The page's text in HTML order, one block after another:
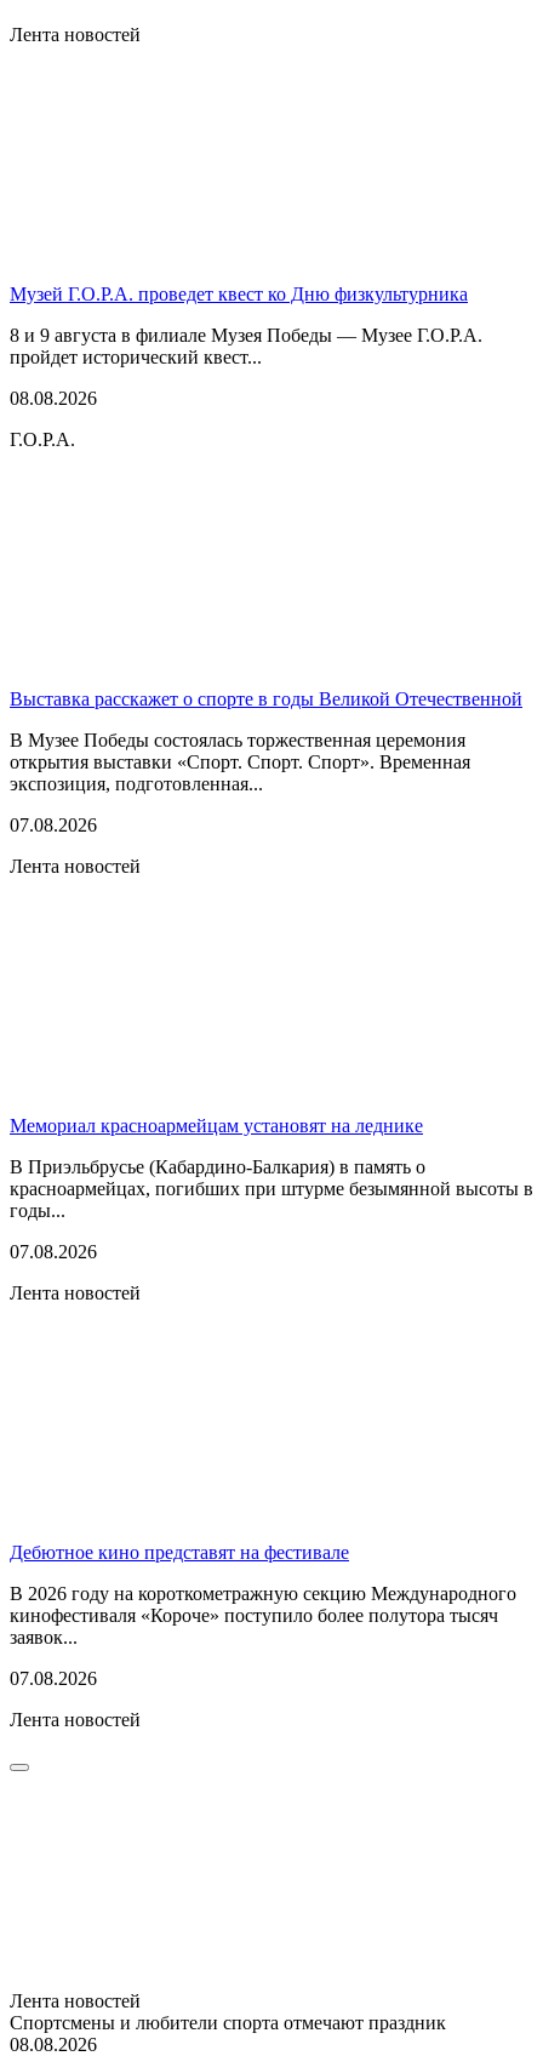
Лента новостей
Музей Г.О.Р.А. проведет квест ко Дню физкультурника
8 и 9 августа в филиале Музея Победы — Музее Г.О.Р.А.
пройдет исторический квест...
08.08.2026
Г.О.Р.А.
Выставка расскажет о спорте в годы Великой Отечественной
В Музее Победы состоялась торжественная церемония
открытия выставки «Спорт. Спорт. Спорт». Временная
экспозиция, подготовленная...
07.08.2026
Лента новостей
Мемориал красноармейцам установят на леднике
В Приэльбрусье (Кабардино-Балкария) в память о
красноармейцах, погибших при штурме безымянной высоты в
годы...
07.08.2026
Лента новостей
Дебютное кино представят на фестивале
В 2026 году на короткометражную секцию Международного
кинофестиваля «Короче» поступило более полутора тысяч
заявок...
07.08.2026
Лента новостей
Лента новостей
Спортсмены и любители спорта отмечают праздник
08.08.2026